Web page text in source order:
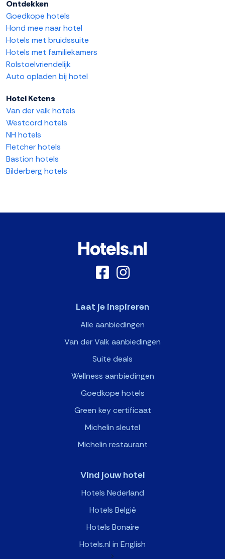
Ontdekken
Goedkope hotels
Hond mee naar hotel
Hotels met bruidssuite
Hotels met familiekamers
Rolstoelvriendelijk
Auto opladen bij hotel
Hotel Ketens
Van der valk hotels
Westcord hotels
NH hotels
Fletcher hotels
Bastion hotels
Bilderberg hotels
Laat je inspireren
Alle aanbiedingen
Van der Valk aanbiedingen
Suite deals
Wellness aanbiedingen
Goedkope hotels
Green key certificaat
Michelin sleutel
Michelin restaurant
Vind jouw hotel
Hotels Nederland
Hotels België
Hotels Bonaire
Hotels.nl in English
>